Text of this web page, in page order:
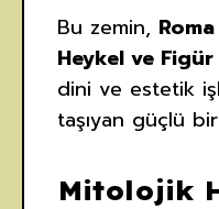
Bu zemin,
Heykel ve Figür
dini ve estetik
taşıyan güçlü
Mitolojik